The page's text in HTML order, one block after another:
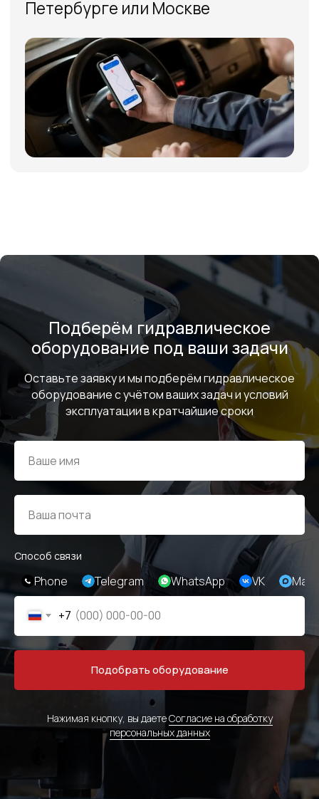
Подберём гидравлическое
оборудование под ваши задачи
Оставьте заявку и мы подберём гидравлическое
оборудование с учётом ваших задач и условий
эксплуатации в кратчайшие сроки
Способ связи
Phone Telegram WhatsApp VK Max
+7
Подобрать оборудование
Нажимая кнопку, вы даетеСогласие на обработку
персональных данных
ОБРАТНАЯ СВЯЗЬ
+7
Я соглашаюсь с условиями и даю своё согласие
обработку персональных данных
Отправить